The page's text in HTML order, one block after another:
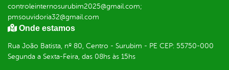
controleinternosurubim2025@gmail.com;
pmsouvidoria32@gmail.com
Onde estamos
Rua João Batista, nº 80, Centro - Surubim - PE CEP: 55750-000
Segunda a Sexta-Feira, das 08hs às 15hs